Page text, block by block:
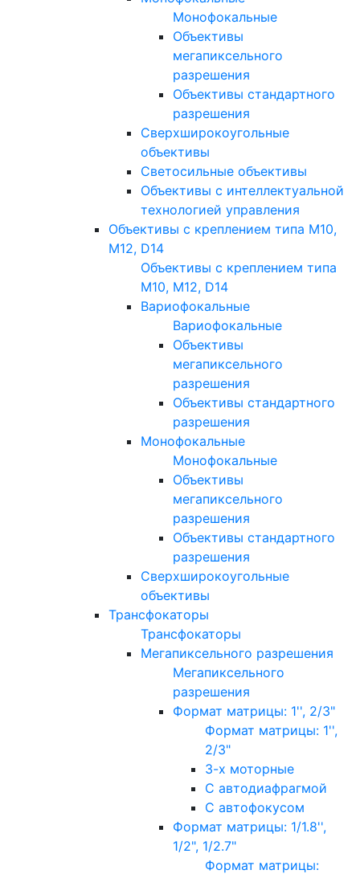
Монофокальные
Объективы
мегапиксельного
разрешения
Объективы стандартного
разрешения
Сверхширокоугольные
объективы
Светосильные объективы
Объективы с интеллектуальной
технологией управления
Объективы с креплением типа M10,
M12, D14
Объективы с креплением типа
M10, M12, D14
Вариофокальные
Вариофокальные
Объективы
мегапиксельного
разрешения
Объективы стандартного
разрешения
Монофокальные
Монофокальные
Объективы
мегапиксельного
разрешения
Объективы стандартного
разрешения
Сверхширокоугольные
объективы
Трансфокаторы
Трансфокаторы
Мегапиксельного разрешения
Мегапиксельного
разрешения
Формат матрицы: 1'', 2/3"
Формат матрицы: 1'',
2/3"
3-х моторные
С автодиафрагмой
С автофокусом
Формат матрицы: 1/1.8'',
1/2", 1/2.7"
Формат матрицы: